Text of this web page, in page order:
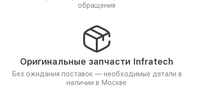
обращения
Оригинальные запчасти Infratech
Без ожидания поставок — необходимые детали в
наличии в Москве